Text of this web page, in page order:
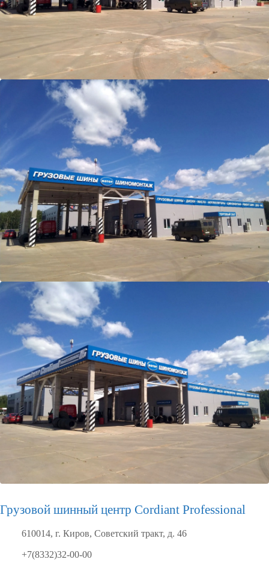
Грузовой шинный центр Cordiant Professional
610014, г. Киров, Советский тракт, д. 46
+7(8332)32-00-00